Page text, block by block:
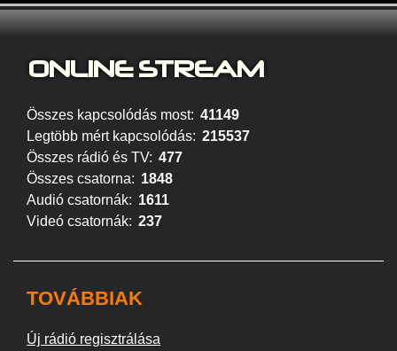
ONLINE STREAM
Összes kapcsolódás most: 41149
Legtöbb mért kapcsolódás: 215537
Összes rádió és TV: 477
Összes csatorna: 1848
Audió csatornák: 1611
Videó csatornák: 237
TOVÁBBIAK
Új rádió regisztrálása